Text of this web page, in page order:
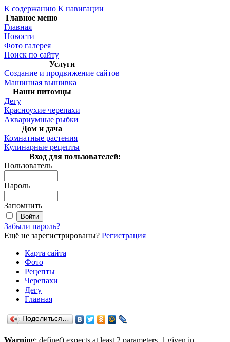
К содержанию К навигации
Главное меню
Главная
Новости
Фото галерея
Поиск по сайту
Услуги
Создание и продвижение сайтов
Машинная вышивка
Наши питомцы
Дегу
Красноухие черепахи
Аквариумные рыбки
Дом и дача
Комнатные растения
Кулинарные рецепты
Вход для пользователей:
Пользователь
Пароль
Запомнить
Забыли пароль?
Ещё не зарегистрированы? Регистрация
Карта сайта
Фото
Рецепты
Черепахи
Дегу
Главная
Поделиться…
Warning: define() expects at least 2 parameters, 1 given in